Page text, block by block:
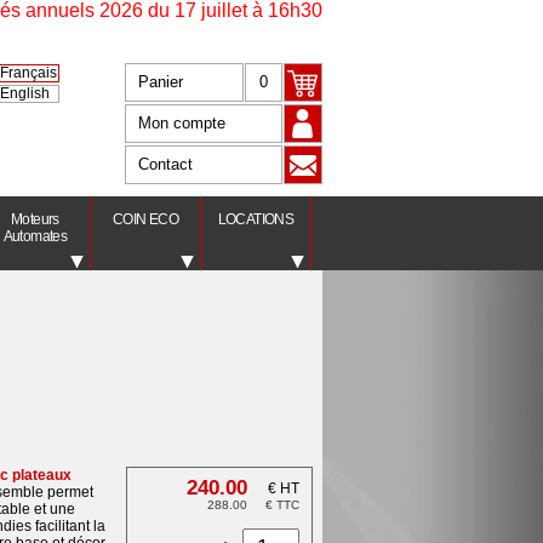
2026 du 17 juillet à 16h30 au 17 août à 9h00. En
Français
English
0
Panier
Mon compte
Contact
Moteurs
Automates
COIN ECO LOCATIONS
240.00 € HT
288.00 € TTC
plateaux
permet
et une
facilitant la